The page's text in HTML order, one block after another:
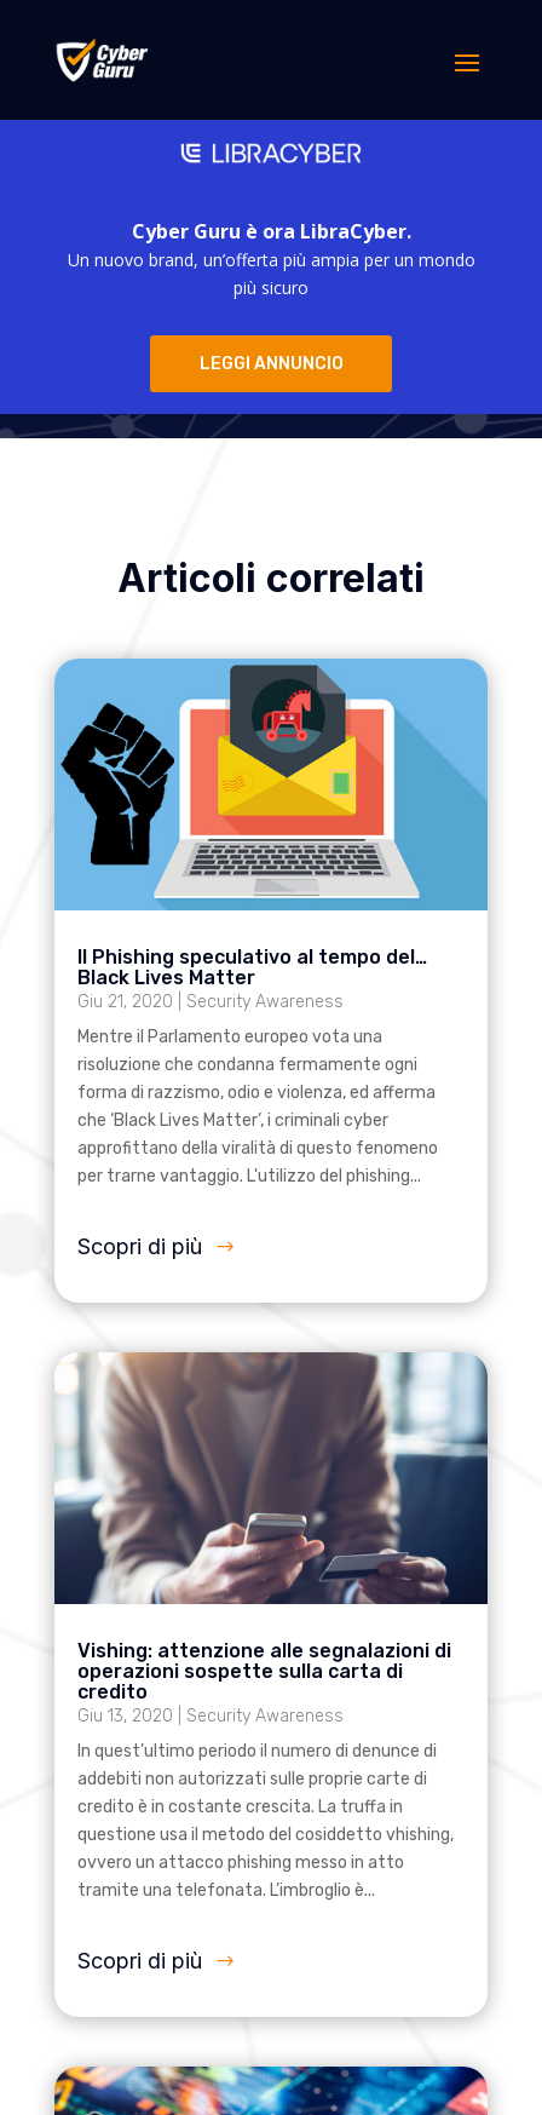
Cyber Guru è ora LibraCyber.
Un nuovo brand, un’offerta più ampia per un mondo
più sicuro
LEGGI ANNUNCIO
Cyber Guru
Articoli correlati
Il Phishing speculativo al tempo del…
Black Lives Matter
Giu 21, 2020
Security Awareness
Mentre il Parlamento europeo vota una
risoluzione che condanna fermamente ogni
forma di razzismo, odio e violenza, ed afferma
che ‘Black Lives Matter’, i criminali cyber
approfittano della viralità di questo fenomeno
per trarne vantaggio. L'utilizzo del phishing...
Scopri di più
Vishing: attenzione alle segnalazioni di
operazioni sospette sulla carta di
credito
Giu 13, 2020
Security Awareness
In quest’ultimo periodo il numero di denunce di
addebiti non autorizzati sulle proprie carte di
credito è in costante crescita. La truffa in
questione usa il metodo del cosiddetto vhishing,
ovvero un attacco phishing messo in atto
tramite una telefonata. L’imbroglio è...
Scopri di più